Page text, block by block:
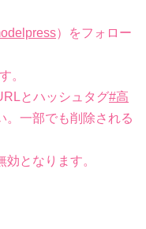
）をフォロー
。
とハッシュタグ#高
。一部でも削除される
となります。